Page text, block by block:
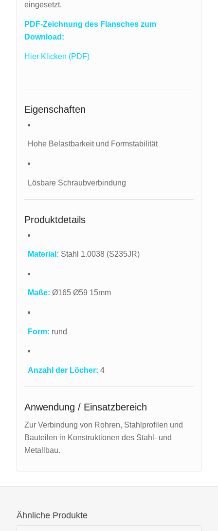
eingesetzt.
PDF-Zeichnung des Flansches zum
Download:
Hier Klicken (PDF)
Eigenschaften
Hohe Belastbarkeit und Formstabilität
Lösbare Schraubverbindung
Produktdetails
Material: Stahl 1.0038 (S235JR)
Maße: Ø165 Ø59 15mm
Form: rund
Anzahl der Löcher: 4
Anwendung / Einsatzbereich
Zur Verbindung von Rohren, Stahlprofilen und
Bauteilen in Konstruktionen des Stahl- und
Metallbau.
Ähnliche Produkte